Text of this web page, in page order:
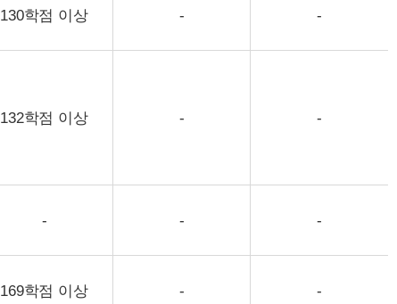
130학점 이상 - -
132학점 이상 - -
- - -
169학점 이상 - -